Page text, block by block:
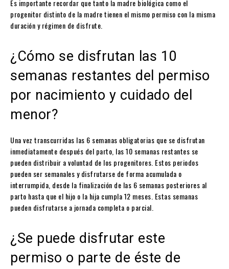
Es importante recordar que tanto la madre biológica como el
progenitor distinto de la madre tienen el mismo permiso con la misma
duración y régimen de disfrute.
¿Cómo se disfrutan las 10
semanas restantes del permiso
por nacimiento y cuidado del
menor?
Una vez transcurridas las 6 semanas obligatorias que se disfrutan
inmediatamente después del parto, las 10 semanas restantes se
pueden distribuir a voluntad de los progenitores. Estos periodos
pueden ser semanales y disfrutarse de forma acumulada o
interrumpida, desde la finalización de las 6 semanas posteriores al
parto hasta que el hijo o la hija cumpla 12 meses. Estas semanas
pueden disfrutarse a jornada completa o parcial.
¿Se puede disfrutar este
permiso o parte de éste de